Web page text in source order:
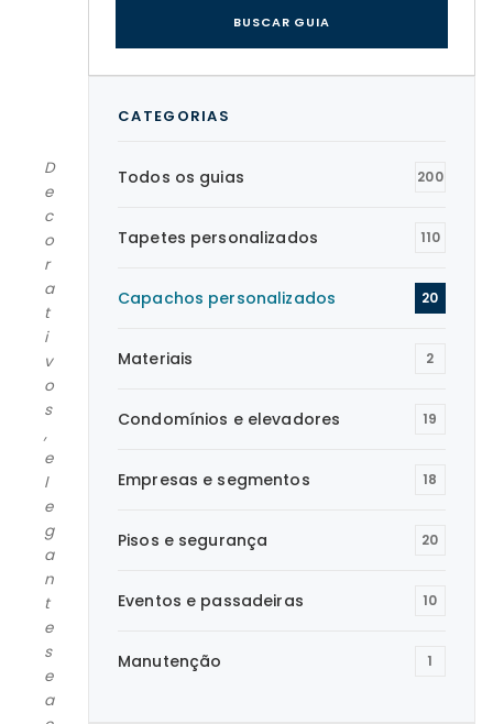
D
e
c
o
r
a
t
i
v
o
s
,
e
l
e
g
a
n
t
e
s
e
a
BUSCAR GUIA
CATEGORIAS
Todos os guias 200
Tapetes personalizados 110
Capachos personalizados 20
Materiais 2
Condomínios e elevadores 19
Empresas e segmentos 18
Pisos e segurança 20
Eventos e passadeiras 10
Manutenção 1